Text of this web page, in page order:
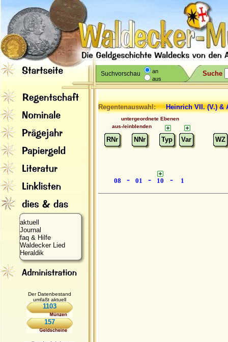
Suchvorschau
an
aus
Suche
aktuell
Journal
faq & Hilfe
Waldecker Lied
Heraldik
Der Datenbestand
umfaßt aktuell
1103
157
Regentenauswahl: Heinrich VII.(V.) &
untergeordnete Ebenen
aus-/einblenden
RNr NNr Typ Var WZ
08 - 01 - 10 - 1